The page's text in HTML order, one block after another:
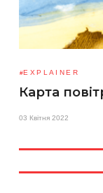
EXPLAINER
Карта
03 Квітня 2022